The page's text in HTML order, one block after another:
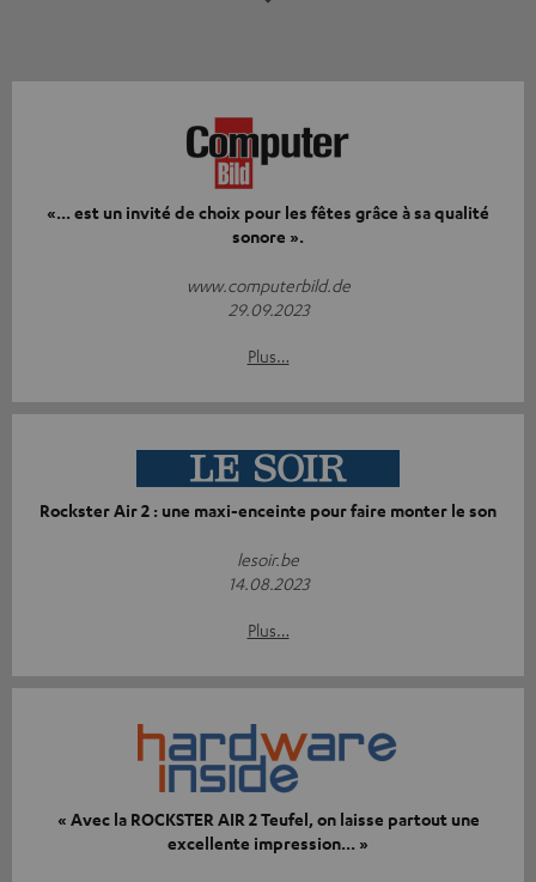
«... est un invité de choix pour les fêtes grâce à sa qualité
sonore ».
www.computerbild.de
29.09.2023
Plus…
Rockster Air 2 : une maxi-enceinte pour faire monter le son
lesoir.be
14.08.2023
Plus…
« Avec la ROCKSTER AIR 2 Teufel, on laisse partout une
excellente impression... »